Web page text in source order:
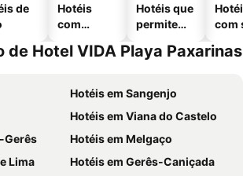
de
Hotéis
com
Hotéis que
permitem
com
de Hotel VIDA Playa Paxarinas
Hotéis em Sangenjo
Hotéis em Viana do Castelo
Gerês
Hotéis em Melgaço
Lima
Hotéis em Gerês-Caniçada